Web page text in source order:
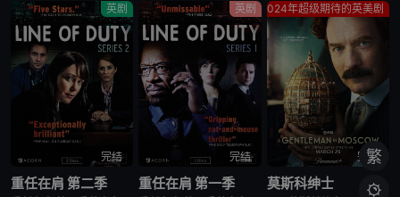
英剧
完结
重任在肩 第二季
英剧
完结
重任在肩 第一季
2024年超级期待的英美剧
完结
莫斯科绅士
繁
